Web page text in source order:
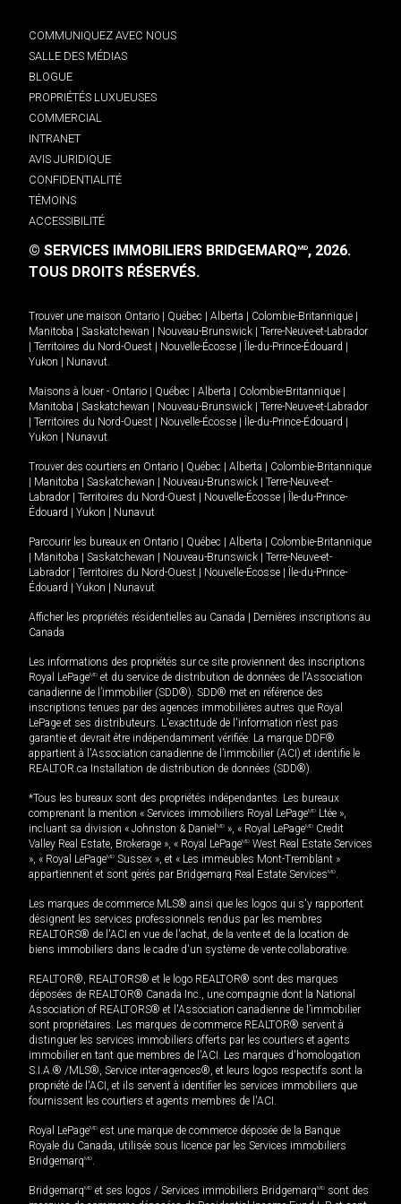
COMMUNIQUEZ AVEC NOUS
SALLE DES MÉDIAS
BLOGUE
PROPRIÉTÉS LUXUEUSES
COMMERCIAL
INTRANET
AVIS JURIDIQUE
CONFIDENTIALITÉ
TÉMOINS
ACCESSIBILITÉ
© SERVICES IMMOBILIERS BRIDGEMARQMD, 2026.
TOUS DROITS RÉSERVÉS.
Trouver une maison Ontario Québec Alberta Colombie-Britannique
Manitoba
Saskatchewan Nouveau-Brunswick
Terre-Neuve-et-Labrador
Territoires du Nord-Ouest Nouvelle-Écosse Île-du-Prince-Édouard
Yukon
Nunavut.
Maisons à louer - Ontario Québec Alberta Colombie-Britannique
Manitoba
Saskatchewan Nouveau-Brunswick
Terre-Neuve-et-Labrador
Territoires du Nord-Ouest Nouvelle-Écosse Île-du-Prince-Édouard
Yukon
Nunavut.
Trouver des courtiers en Ontario Québec Alberta
Colombie-Britannique
Manitoba Saskatchewan Nouveau-Brunswick
Terre-Neuve-et-
Labrador
Territoires du Nord-Ouest Nouvelle-Écosse
Île-du-Prince-
Édouard
Yukon Nunavut
Parcourir les bureaux en Ontario Québec Alberta
Colombie-Britannique
Manitoba Saskatchewan Nouveau-Brunswick
Terre-Neuve-et-
Labrador
Territoires du Nord-Ouest Nouvelle-Écosse
Île-du-Prince-
Édouard
Yukon Nunavut
Afficher les propriétés résidentielles au Canada
Dernières inscriptions au
Canada
Les informations des propriétés sur ce site proviennent des inscriptions
Royal LePageMD et du service de distribution de données de l'Association
canadienne de l’immobilier (SDD®). SDD® met en référence des
inscriptions tenues par des agences immobilières autres que Royal
LePage et ses distributeurs. L'exactitude de l'information n'est pas
garantie et devrait être indépendamment vérifiée. La marque DDF®
appartient à l'Association canadienne de l’immobilier (ACI) et identifie le
REALTOR.ca Installation de distribution de données (SDD®).
*Tous les bureaux sont des propriétés indépendantes. Les bureaux
comprenant la mention « Services immobiliers Royal LePageMD Ltée »,
incluant sa division « Johnston & Daniel MD », « Royal LePageMD Credit
Valley Real Estate, Brokerage », « Royal LePageMD West Real Estate Services
», « Royal LePageMD Sussex », et « Les immeubles Mont-Tremblant »
appartiennent et sont gérés par Bridgemarq Real Estate ServicesMD.
Les marques de commerce MLS® ainsi que les logos qui s'y rapportent
désignent les services professionnels rendus par les membres
REALTORS® de l'ACI en vue de l'achat, de la vente et de la location de
biens immobiliers dans le cadre d'un système de vente collaborative.
REALTOR®, REALTORS® et le logo REALTOR® sont des marques
déposées de REALTOR® Canada Inc., une compagnie dont la National
Association of REALTORS® et l'Association canadienne de l’immobilier
sont propriétaires. Les marques de commerce REALTOR® servent à
distinguer les services immobiliers offerts par les courtiers et agents
immobilier en tant que membres de l'ACI. Les marques d'homologation
S.I.A.® /MLS®, Service inter-agences®, et leurs logos respectifs sont la
propriété de l'ACI, et ils servent à identifier les services immobiliers que
fournissent les courtiers et agents membres de l'ACI.
Royal LePageMD est une marque de commerce déposée de la Banque
Royale du Canada, utilisée sous licence par les Services immobiliers
BridgemarqMD.
BridgemarqMD et ses logos / Services immobiliers BridgemarqMD sont des